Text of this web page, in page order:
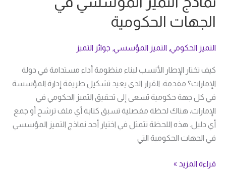
الجهات الحكومية
التميز الحكومي, التميز المؤسسي, جوائز التميز
كيف تختار الإطار الأنسب لبناء منظومة أداء مستدامة في دولة
الإمارات؟ مقدمة: القرار الذي يعيد تشكيل طريقة إدارة المؤسسة
في كل جهة حكومية تسعى إلى تحقيق التميز الحكومي في
الإمارات، هناك لحظة مفصلية تسبق كتابة أي ملف ترشح أو جمع
أي دليل. هذه اللحظة تتمثل في اختيار أحد نماذج التميز المؤسسي
في الجهات الحكومية التي
الجهات
قراءة المزيد »